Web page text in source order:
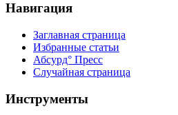
Навигация
Заглавная страница
Избранные статьи
Абсурд° Пресс
Случайная страница
Инструменты